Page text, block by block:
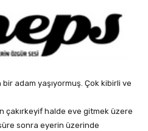
adam yaşıyormuş. Çok kibirli ve
çakırkeyif halde eve gitmek üzere
sonra eyerin üzerinde